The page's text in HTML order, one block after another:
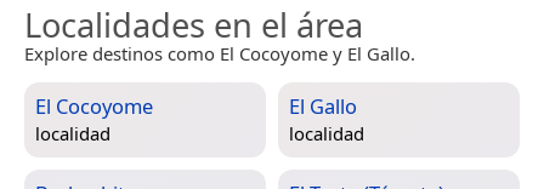
Localidades en el área
Explore destinos como El Cocoyome y El Gallo.
El Cocoyome
localidad
El Gallo
localidad